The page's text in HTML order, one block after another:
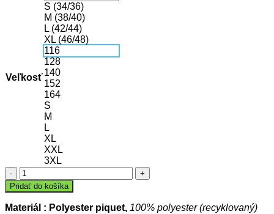
Veľkosť
S (34/36)
M (38/40)
L (42/44)
XL (46/48)
116
128
140
152
164
S
M
L
XL
XXL
3XL
množstvo
Tréningové
šortky
DYNAMIC
Pridať do košíka
Materiál : Polyester piquet, 100% polyester (recyklovaný)